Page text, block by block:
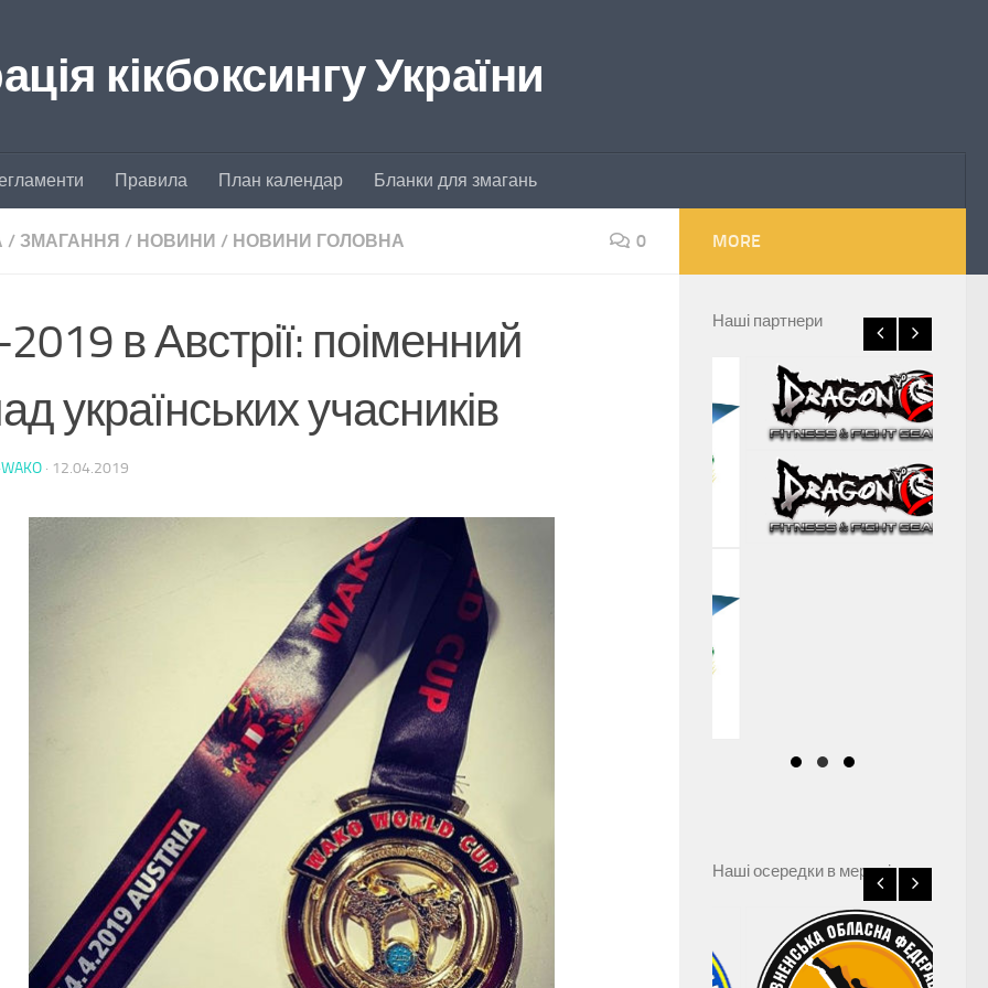
кікбоксингу України
Правила План календар Бланки для змагань
/ ЗМАГАННЯ / НОВИНИ / НОВИНИ ГОЛОВНА 0
в Австрії: поіменний
українських учасників
· 12.04.2019
MORE
Наші партнери
Наші осередки в мережі